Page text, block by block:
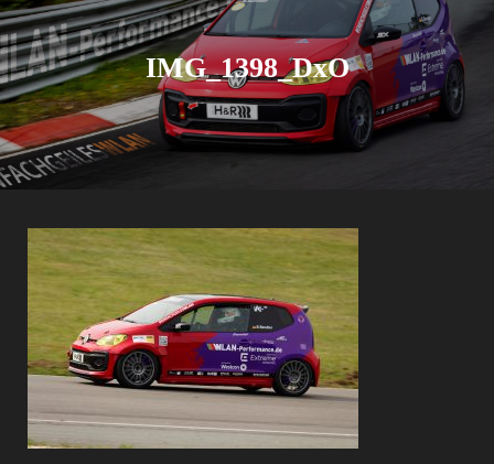
IMG_1398_DxO